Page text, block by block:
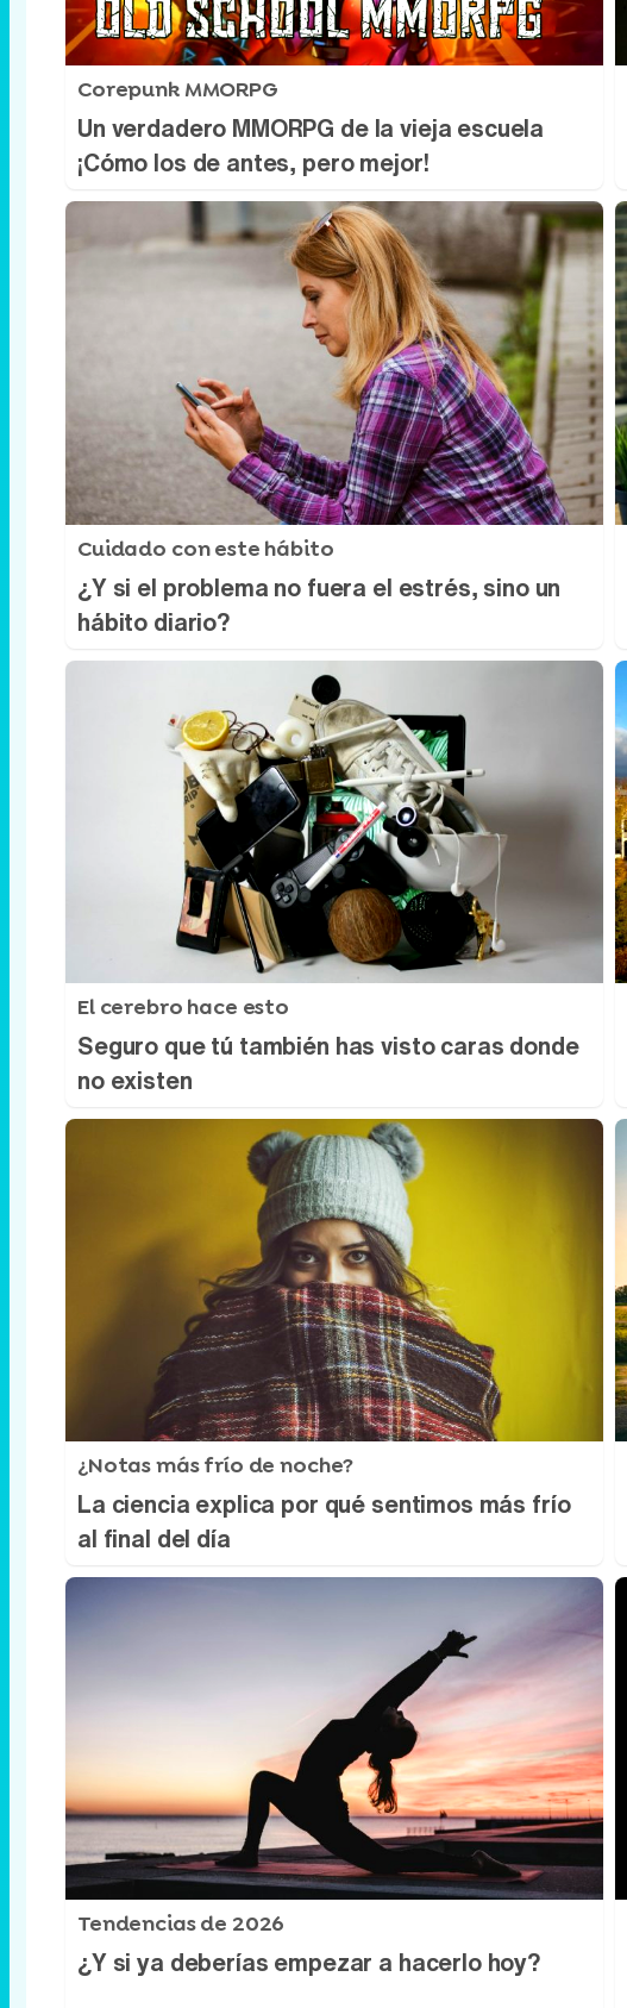
Corepunk MMORPG
Un verdadero MMORPG de la vieja escuela
¡Cómo los de antes, pero mejor!
Cuidado con este hábito
¿Y si el problema no fuera el estrés, sino un
hábito diario?
El cerebro hace esto
Seguro que tú también has visto caras donde
no existen
¿Notas más frío de noche?
La ciencia explica por qué sentimos más frío
al final del día
Tendencias de 2026
¿Y si ya deberías empezar a hacerlo hoy?